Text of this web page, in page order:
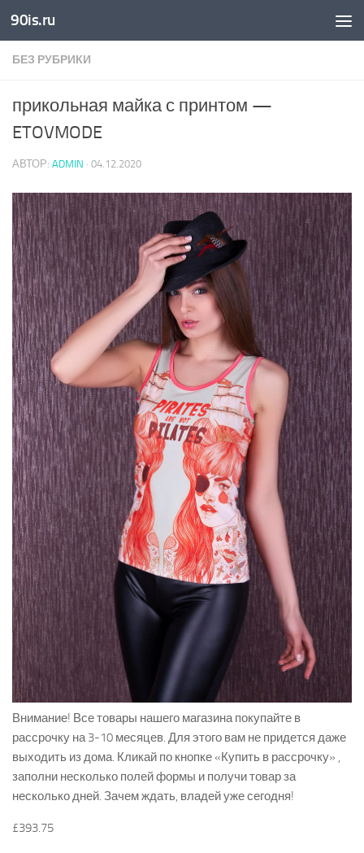
Skip to content
90is.ru
БЕЗ РУБРИКИ
прикольная майка с принтом —
ETOVMODE
АВТОР: ADMIN · 04.12.2020
Внимание! Все товары нашего магазина покупайте в
рассрочку на 3-10 месяцев. Для этого вам не придется даже
выходить из дома. Кликай по кнопке «Купить в рассрочку» ,
заполни несколько полей формы и получи товар за
несколько дней. Зачем ждать, владей уже сегодня!
£393.75